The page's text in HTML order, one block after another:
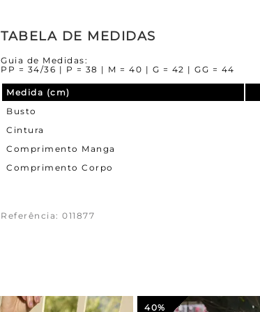
TABELA DE MEDIDAS
Guia de Medidas:
PP = 34/36 | P = 38 | M = 40 | G = 42 | GG = 44
Medida (cm)
Busto
Cintura
Comprimento Manga
Comprimento Corpo
Referência: 011877
40%